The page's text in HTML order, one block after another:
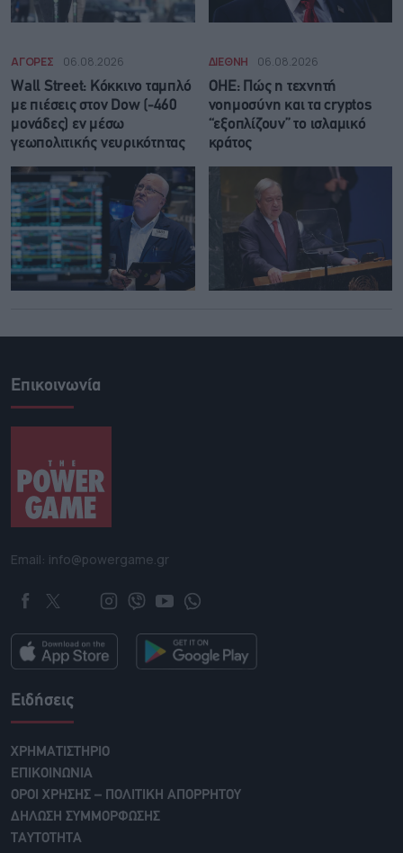
ΑΓΟΡΕΣ 06.08.2026
Wall Street: Κόκκινο ταμπλό
με πιέσεις στον Dow (-460
μονάδες) εν μέσω
γεωπολιτικής νευρικότητας
ΔΙΕΘΝΗ 06.08.2026
ΟΗΕ: Πώς η τεχνητή
νοημοσύνη και τα cryptos
“εξοπλίζουν” το ισλαμικό
κράτος
Επικοινωνία
Email: info@powergame.gr
Ειδήσεις
ΧΡΗΜΑΤΙΣΤΗΡΙΟ
ΕΠΙΚΟΙΝΩΝΙΑ
ΟΡΟΙ ΧΡΗΣΗΣ – ΠΟΛΙΤΙΚΗ ΑΠΟΡΡΗΤΟΥ
ΔΗΛΩΣΗ ΣΥΜΜΟΡΦΩΣΗΣ
ΤΑΥΤΟΤΗΤΑ